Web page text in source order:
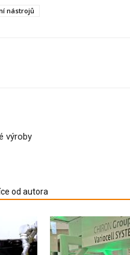
nástrojů
výroby
od autora